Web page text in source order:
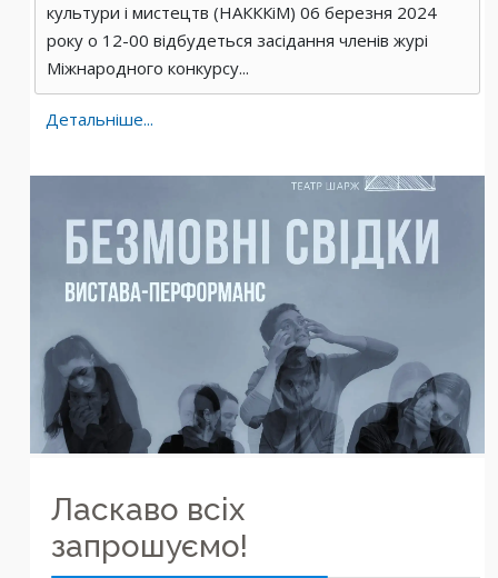
культури і мистецтв (НАКККіМ) 06 березня 2024
року о 12-00 відбудеться засідання членів журі
Міжнародного конкурсу...
Детальніше...
Ласкаво всіх
запрошуємо!